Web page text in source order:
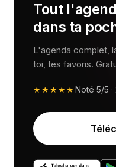
Tout
dans ta
L'agenda complet,
toi, tes favoris.
★★★★★Noté 5/5 ·